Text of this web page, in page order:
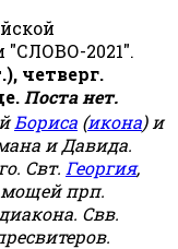
"СЛОВО-2021".
четверг.
Поста нет.
Бориса (икона) и
и Давида.
Свт. Георгия,
мощей прп.
Свв.